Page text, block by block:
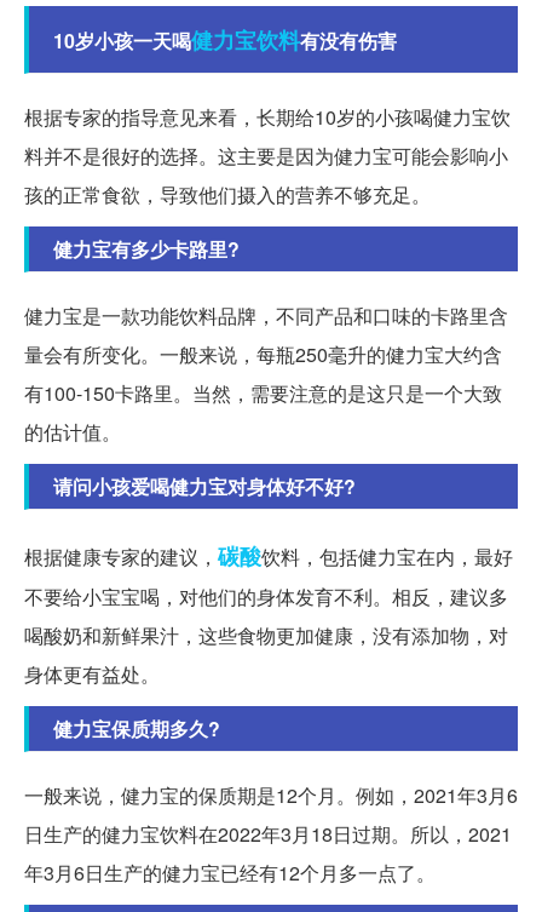
10岁小孩一天喝健力宝饮料有没有伤害
根据专家的指导意见来看，长期给10岁的小孩喝健力宝饮
料并不是很好的选择。这主要是因为健力宝可能会影响小
孩的正常食欲，导致他们摄入的营养不够充足。
健力宝有多少卡路里?
健力宝是一款功能饮料品牌，不同产品和口味的卡路里含
量会有所变化。一般来说，每瓶250毫升的健力宝大约含
有100-150卡路里。当然，需要注意的是这只是一个大致
的估计值。
请问小孩爱喝健力宝对身体好不好?
根据健康专家的建议， 碳酸饮料，包括健力宝在内，最好
不要给小宝宝喝，对他们的身体发育不利。相反，建议多
喝酸奶和新鲜果汁，这些食物更加健康，没有添加物，对
身体更有益处。
健力宝保质期多久?
一般来说，健力宝的保质期是12个月。例如，2021年3月6
日生产的健力宝饮料在2022年3月18日过期。所以，2021
年3月6日生产的健力宝已经有12个月多一点了。